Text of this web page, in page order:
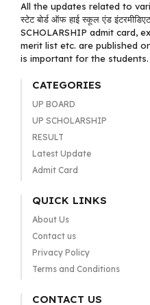
All the updates related to
स्टेट बोर्ड ऑफ हाई स्कूल एंड
SCHOLARSHIP admit card,
merit list etc. are published
is important for the students.
CATEGORIES
UP BOARD
UP SCHOLARSHIP
RESULT
Latest Update
Admit Card
QUICK LINKS
About Us
Contact us
Privacy Policy
Terms and Conditions
CONTACT US